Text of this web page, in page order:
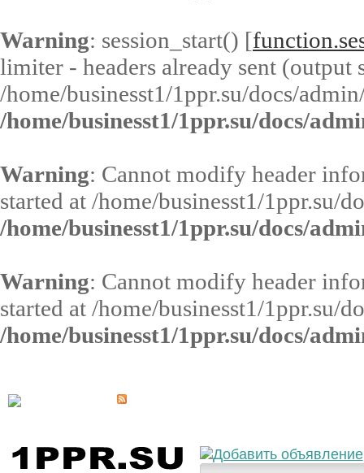
Warning: session_start() [
limiter - headers already sent (output
/home/businesst1/1ppr.su/docs/
/home/businesst1/1ppr.su/docs/
Warning: Cannot modify header
started at /home/businesst1/1ppr.su/
/home/businesst1/1ppr.su/docs/
Warning: Cannot modify header
started at /home/businesst1/1ppr.su/
/home/businesst1/1ppr.su/docs/